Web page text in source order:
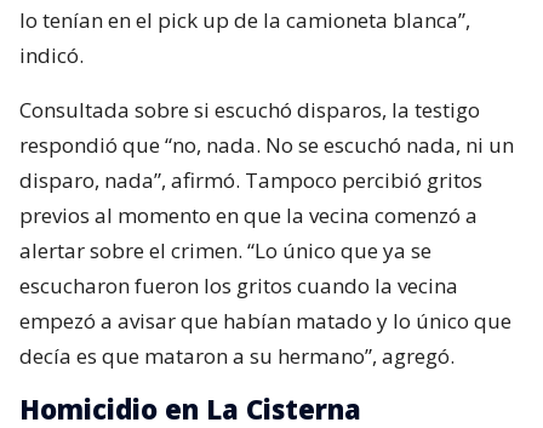
lo tenían en el pick up de la camioneta blanca”,
indicó.
Consultada sobre si escuchó disparos, la testigo
respondió que “no, nada. No se escuchó nada, ni un
disparo, nada”, afirmó. Tampoco percibió gritos
previos al momento en que la vecina comenzó a
alertar sobre el crimen. “Lo único que ya se
escucharon fueron los gritos cuando la vecina
empezó a avisar que habían matado y lo único que
decía es que mataron a su hermano”, agregó.
Homicidio en La Cisterna